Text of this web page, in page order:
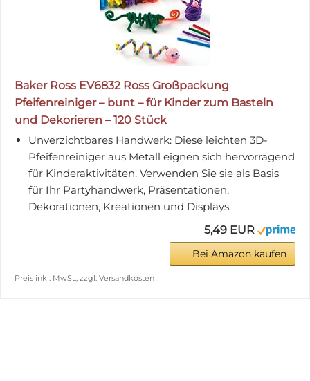
Baker Ross EV6832 Ross Großpackung
Pfeifenreiniger – bunt – für Kinder zum Basteln
und Dekorieren – 120 Stück
Unverzichtbares Handwerk: Diese leichten 3D-
Pfeifenreiniger aus Metall eignen sich hervorragend
für Kinderaktivitäten. Verwenden Sie sie als Basis
für Ihr Partyhandwerk, Präsentationen,
Dekorationen, Kreationen und Displays.
5,49 EUR
Bei Amazon kaufen
Preis inkl. MwSt., zzgl. Versandkosten